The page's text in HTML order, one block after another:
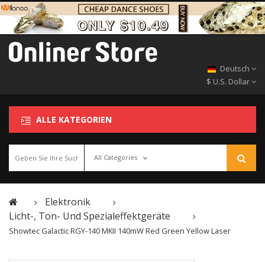
Deutsch
$ U.S. Dollar
ALLE KATEGORIEN
All Categories
Elektronik
Licht-, Ton- Und Spezialeffektgeräte
Showtec Galactic RGY-140 MKII 140mW Red Green Yellow Laser